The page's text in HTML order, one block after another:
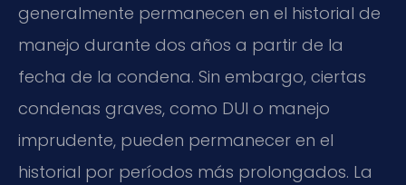
generalmente permanecen en el historial de
manejo durante dos años a partir de la
fecha de la condena. Sin embargo, ciertas
condenas graves, como DUI o manejo
imprudente, pueden permanecer en el
historial por períodos más prolongados. La